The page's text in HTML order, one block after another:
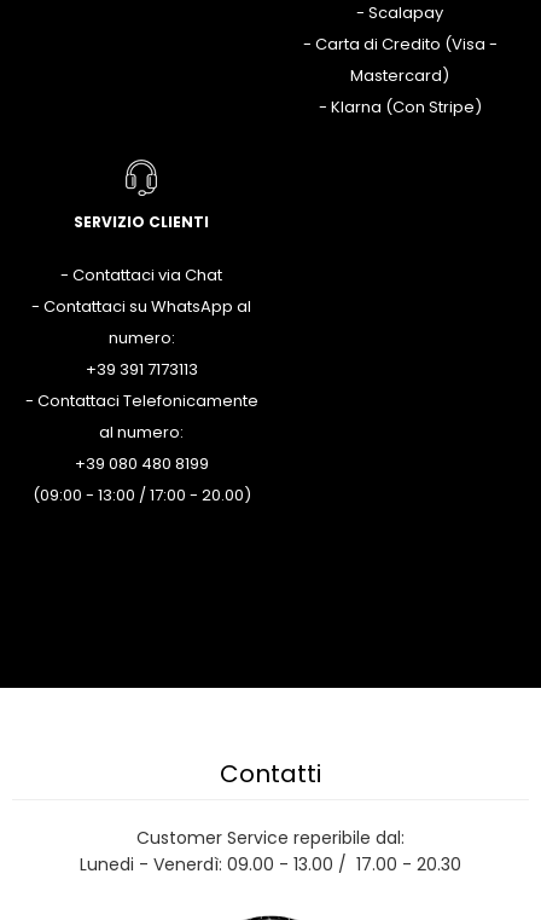
- Scalapay
- Carta di Credito (Visa -
Mastercard)
- Klarna (Con Stripe)
SERVIZIO CLIENTI
- Contattaci via Chat
- Contattaci su WhatsApp al
numero:
+39 391 7173113
- Contattaci Telefonicamente
al numero:
+39 080 480 8199
(09:00 - 13:00 / 17:00 - 20.00)
Contatti
Customer Service reperibile dal:
Lunedi - Venerdì: 09.00 - 13.00 / 17.00 - 20.30